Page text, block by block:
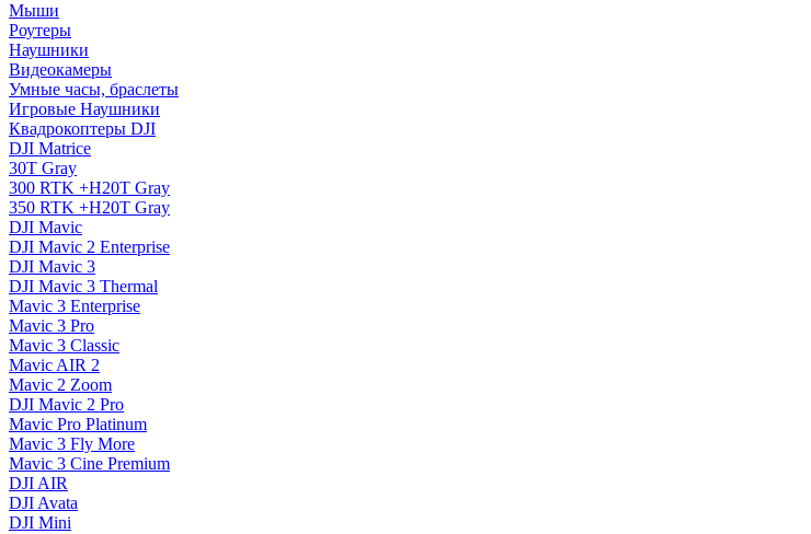
Мыши
Роутеры
Наушники
Видеокамеры
Умные часы, браслеты
Игровые Наушники
Квадрокоптеры DJI
DJI Matrice
30T Gray
300 RTK +H20T Gray
350 RTK +H20T Gray
DJI Mavic
DJI Mavic 2 Enterprise
DJI Mavic 3
DJI Mavic 3 Thermal
Mavic 3 Enterprise
Mavic 3 Pro
Mavic 3 Сlassic
Mavic AIR 2
Mavic 2 Zoom
DJI Mavic 2 Pro
Mavic Pro Platinum
Mavic 3 Fly More
Mavic 3 Cine Premium
DJI AIR
DJI Avata
DJI Mini